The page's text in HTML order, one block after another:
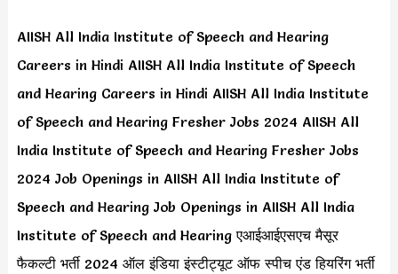
AIISH All India Institute of Speech and Hearing
Careers in Hindi AIISH All India Institute of Speech
and Hearing Careers in Hindi AIISH All India Institute
of Speech and Hearing Fresher Jobs 2024 AIISH All
India Institute of Speech and Hearing Fresher Jobs
2024 Job Openings in AIISH All India Institute of
Speech and Hearing Job Openings in AIISH All India
Institute of Speech and Hearing एआईआईएसएच मैसूर
फैकल्टी भर्ती 2024 ऑल इंडिया इंस्टीट्यूट ऑफ स्पीच एंड हियरिंग भर्ती